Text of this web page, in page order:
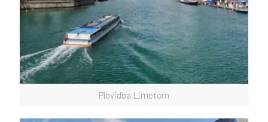
Plovidba Limetom